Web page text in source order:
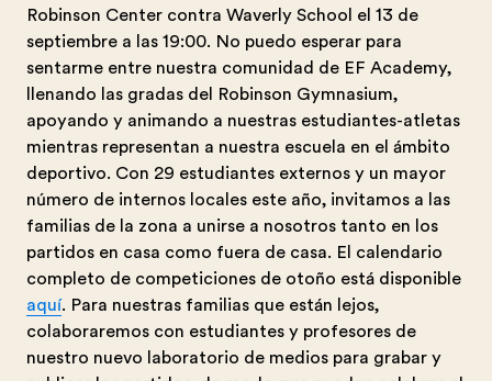
Robinson Center contra Waverly School el 13 de
septiembre a las 19:00. No puedo esperar para
sentarme entre nuestra comunidad de EF Academy,
llenando las gradas del Robinson Gymnasium,
apoyando y animando a nuestras estudiantes-atletas
mientras representan a nuestra escuela en el ámbito
deportivo. Con 29 estudiantes externos y un mayor
número de internos locales este año, invitamos a las
familias de la zona a unirse a nosotros tanto en los
partidos en casa como fuera de casa. El calendario
completo de competiciones de otoño está disponible
aquí. Para nuestras familias que están lejos,
colaboraremos con estudiantes y profesores de
nuestro nuevo laboratorio de medios para grabar y